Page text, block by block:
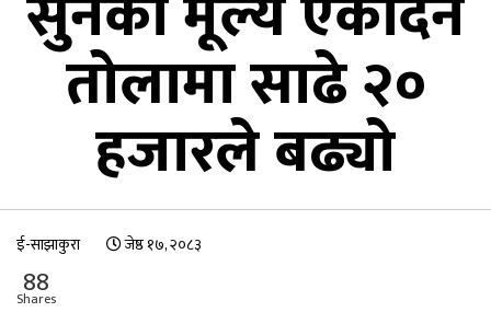
तोलामा साढे २०
हजारले बढ्यो
ई-साझाकुरा जेष्ठ १७, २०८३
88
Shares